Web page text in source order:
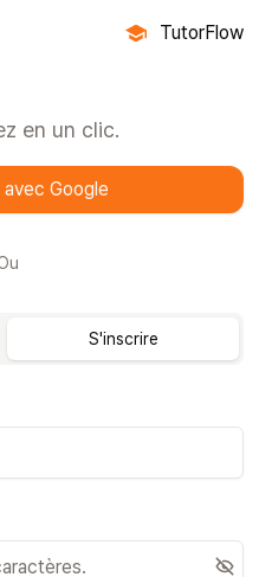
TutorFlow
en un clic.
Google
S'inscrire